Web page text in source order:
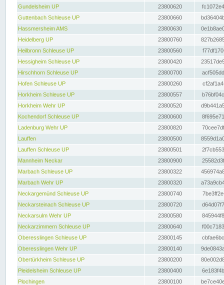
Gundelsheim UP
23800620
Guttenbach Schleuse UP
23800660
Hassmersheim AMS
23800630
Heidelberg UP
23800760
Heilbronn Schleuse UP
23800560
Hessigheim Schleuse UP
23800420
Hirschhorn Schleuse UP
23800700
Hofen Schleuse UP
23800260
Horkheim Schleuse UP
23800557
Horkheim Wehr UP
23800520
Kochendorf Schleuse UP
23800600
Ladenburg Wehr UP
23800820
Lauffen
23800500
Lauffen Schleuse UP
23800501
Mannheim Neckar
23800900
Marbach Schleuse UP
23800322
Marbach Wehr UP
23800320
Neckargemünd Schleuse UP
23800740
Neckarsteinach Schleuse UP
23800720
Neckarsulm Wehr UP
23800580
Neckarzimmern Schleuse UP
23800640
Oberesslingen Schleuse UP
23800145
Oberesslingen Wehr UP
23800140
Obertürkheim Schleuse UP
23800200
Pleidelsheim Schleuse UP
23800400
Plochingen
23800100